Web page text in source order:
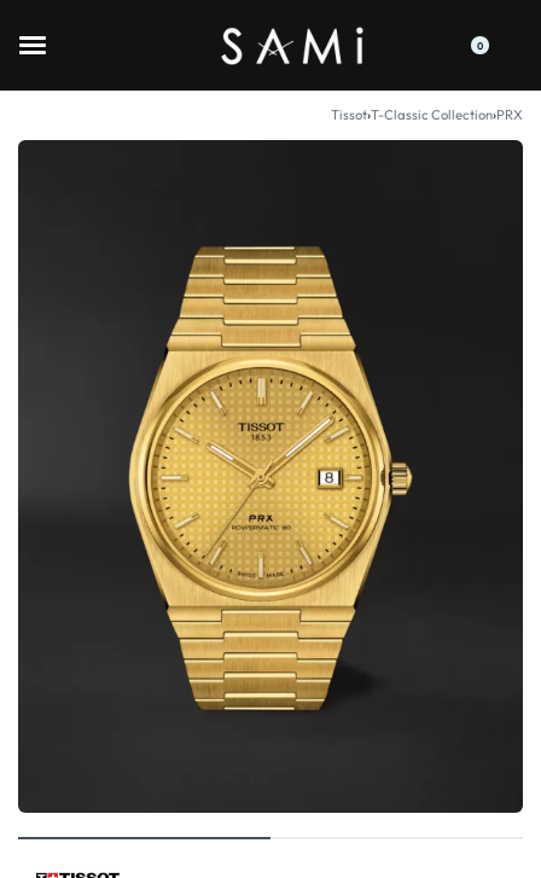
0
Tissot›T-Classic Collection›PRX